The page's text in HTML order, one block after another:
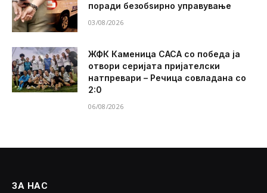
поради безобѕирно управување
03/08/2026
ЖФК Каменица САСА со победа ја
отвори серијата пријателски
натпревари – Речица совладана со
2:0
06/08/2026
ЗА НАС